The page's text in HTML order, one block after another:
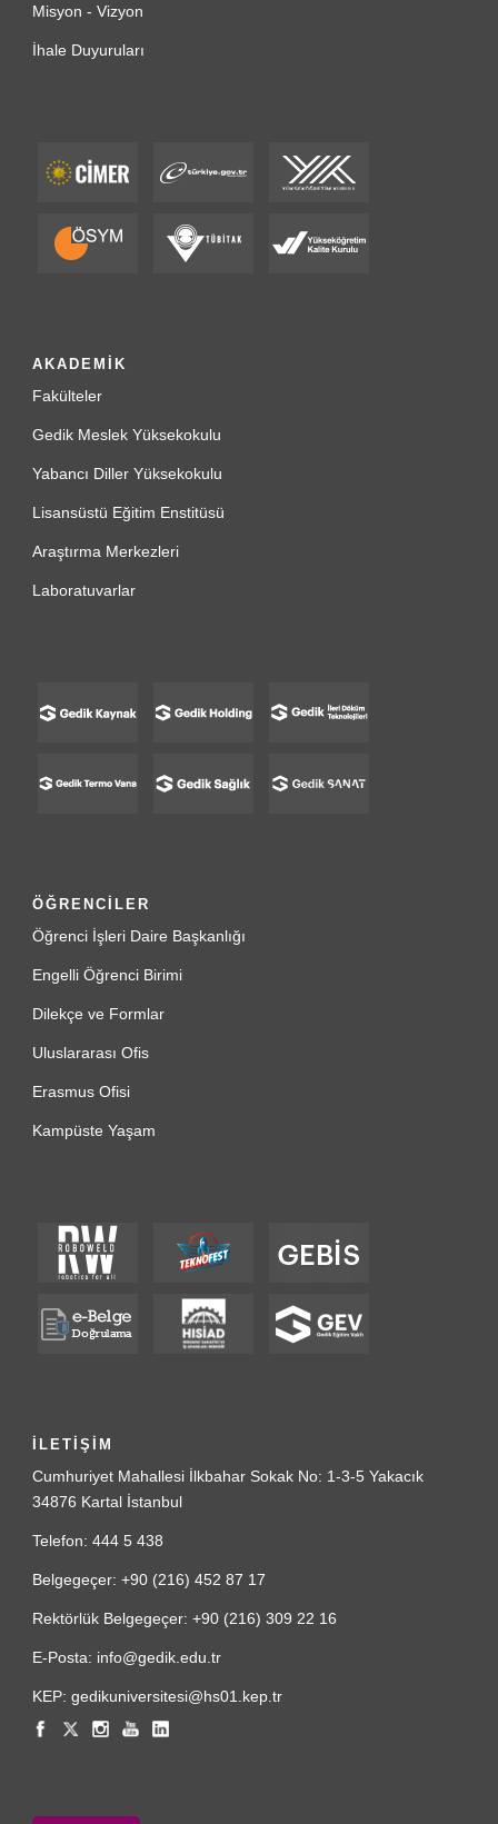
Misyon - Vizyon
İhale Duyuruları
AKADEMİK
Fakülteler
Gedik Meslek Yüksekokulu
Yabancı Diller Yüksekokulu
Lisansüstü Eğitim Enstitüsü
Araştırma Merkezleri
Laboratuvarlar
ÖĞRENCİLER
Öğrenci İşleri Daire Başkanlığı
Engelli Öğrenci Birimi
Dilekçe ve Formlar
Uluslararası Ofis
Erasmus Ofisi
Kampüste Yaşam
İLETİŞİM
Cumhuriyet Mahallesi İlkbahar Sokak No: 1-3-5 Yakacık
34876 Kartal İstanbul
Telefon: 444 5 438
Belgegeçer: +90 (216) 452 87 17
Rektörlük Belgegeçer: +90 (216) 309 22 16
E-Posta: info@gedik.edu.tr
KEP: gedikuniversitesi@hs01.kep.tr